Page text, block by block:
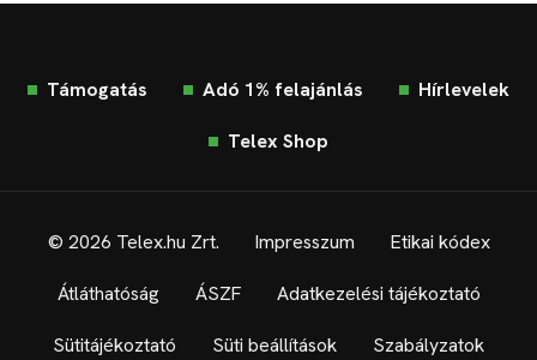
Támogatás Adó 1% felajánlás Hírlevelek
Telex Shop
© 2026 Telex.hu Zrt. Impresszum Etikai kódex
Átláthatóság ÁSZF Adatkezelési tájékoztató
Sütitájékoztató Süti beállítások Szabályzatok